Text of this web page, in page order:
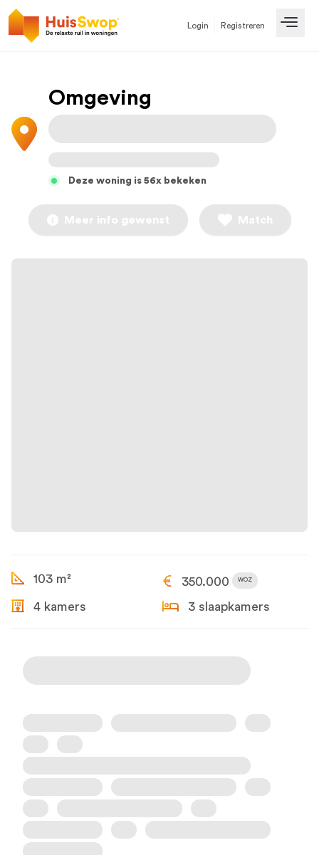
Login Registreren
Omgeving
Deze woning is 56x bekeken
Meer info gewenst Match
103 m² 350.000 WOZ
4 kamers 3 slaapkamers